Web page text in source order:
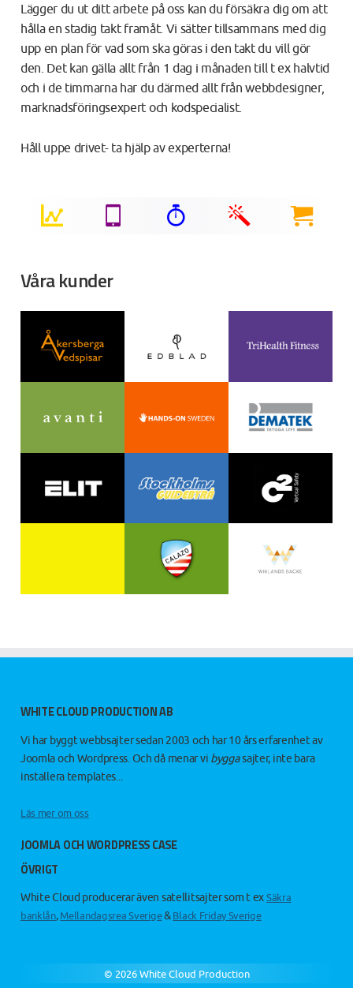
Lägger du ut ditt arbete på oss kan du försäkra dig om att
hålla en stadig takt framåt. Vi sätter tillsammans med dig
upp en plan för vad som ska göras i den takt du vill gör
den. Det kan gälla allt från 1 dag i månaden till t ex halvtid
och i de timmarna har du därmed allt från webbdesigner,
marknadsföringsexpert och kodspecialist.
Håll uppe drivet- ta hjälp av experterna!
Våra kunder
WHITE CLOUD PRODUCTION AB
Vi har byggt webbsajter sedan 2003 och har 10 års erfarenhet av
Joomla och Wordpress. Och då menar vi byggasajter, inte bara
installera templates...
Läs mer om oss
JOOMLA OCH WORDPRESS CASE
ÖVRIGT
White Cloud producerar även satellitsajter som t ex Säkra
banklån, Mellandagsrea Sverige& Black Friday Sverige
© 2026 White Cloud Production